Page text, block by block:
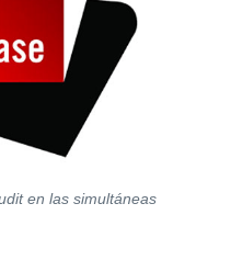
en las simultáneas